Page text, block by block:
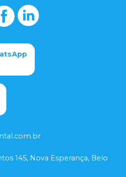
145, Nova Esperança, Belo